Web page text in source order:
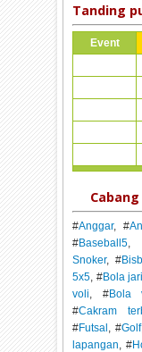
Tanding
Event
#Anggar, #
#Baseball5 ,
Snoker, #
5x5 , #Bola
voli , #Bola
#Cakram
#Futsal , #Golf
lapangan , #